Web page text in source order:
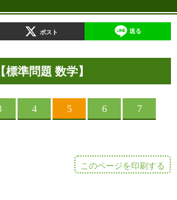
ポスト 送る
【標準問題 数学】
このページを印刷する